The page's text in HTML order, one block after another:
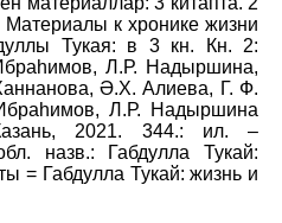
Материалы к хронике жизни
Тукая: в 3 кн. Кн. 2:
Л.Р. Надыршина,
Ә.Х. Алиева, Г. Ф.
Л.Р. Надыршина
2021. 344.: ил. –
назв.: Габдулла Тукай:
= Габдулла Тукай: жизнь и